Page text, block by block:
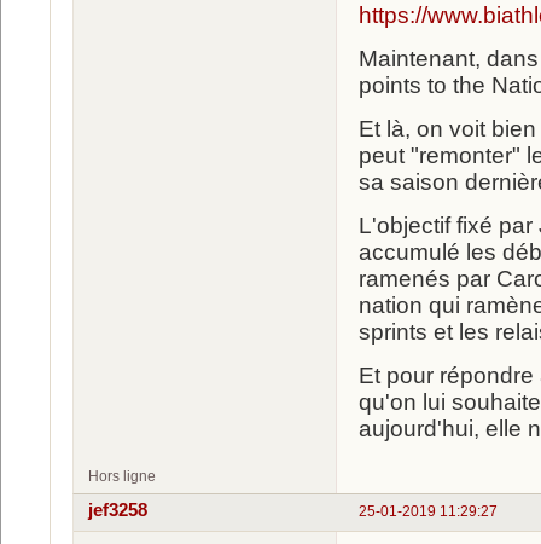
https://
Maintenant,
points to the
Et là, on voit
peut "remonter"
sa saison
L'objectif fixé
accumulé les
ramenés par
nation qui
sprints et les
Et pour
qu'on lui
aujourd'hui, elle
Hors ligne
25-01-2019 11:29:27
jef3258